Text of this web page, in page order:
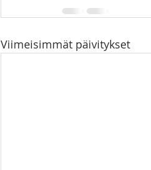
Viimeisimmät päivitykset